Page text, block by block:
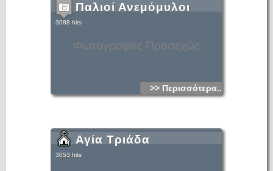
Φωτογραφίες Προσεχώς
Παλιοί Ανεμόμυλοι
3088 hits
>> Περισσότερα...
Αγία Τριάδα
3053 hits